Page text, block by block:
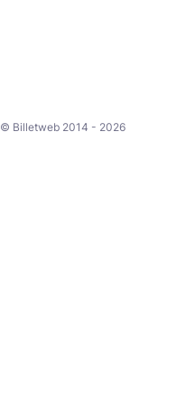
© Billetweb 2014 - 2026